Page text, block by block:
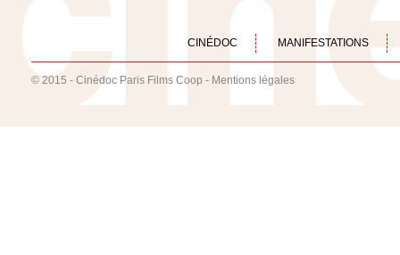
CINÉDOC MANIFESTATIONS
© 2015 - Cinédoc Paris Films Coop - Mentions légales